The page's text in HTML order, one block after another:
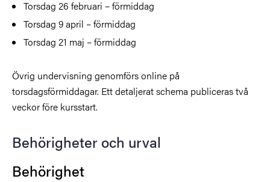
Torsdag 26 februari – förmiddag
Torsdag 9 april – förmiddag
Torsdag 21 maj – förmiddag
Övrig undervisning genomförs online på
torsdagsförmiddagar. Ett detaljerat schema publiceras två
veckor före kursstart.
Behörigheter och urval
Behörighet